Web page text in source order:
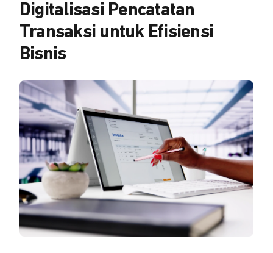
Digitalisasi Pencatatan
Transaksi untuk Efisiensi
Bisnis